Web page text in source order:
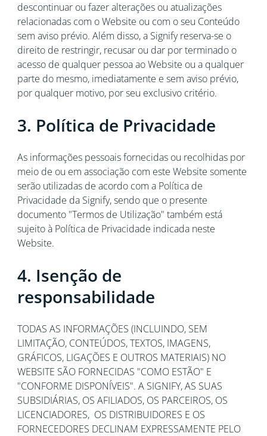
descontinuar ou fazer alterações ou atualizações
relacionadas com o Website ou com o seu Conteúdo
sem aviso prévio. Além disso, a Signify reserva-se o
direito de restringir, recusar ou dar por terminado o
acesso de qualquer pessoa ao Website ou a qualquer
parte do mesmo, imediatamente e sem aviso prévio,
por qualquer motivo, por seu exclusivo critério.
3. Política de Privacidade
As informações pessoais fornecidas ou recolhidas por
meio de ou em associação com este Website somente
serão utilizadas de acordo com a Política de
Privacidade da Signify, sendo que o presente
documento "Termos de Utilização" também está
sujeito à Política de Privacidade indicada neste
Website.
4. Isenção de
responsabilidade
TODAS AS INFORMAÇÕES (INCLUINDO, SEM
LIMITAÇÃO, CONTEÚDOS, TEXTOS, IMAGENS,
GRÁFICOS, LIGAÇÕES E OUTROS MATERIAIS) NO
WEBSITE SÃO FORNECIDAS "COMO ESTÃO" E
"CONFORME DISPONÍVEIS". A SIGNIFY, AS SUAS
SUBSIDIÁRIAS, OS AFILIADOS, OS PARCEIROS, OS
LICENCIADORES, OS DISTRIBUIDORES E OS
FORNECEDORES DECLINAM EXPRESSAMENTE PELO